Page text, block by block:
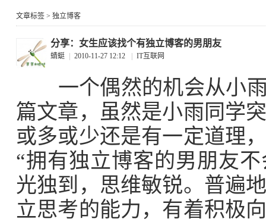
文章标签 > 独立博客
分享：女生应该找个有独立博客的男朋友
蜻蜓 2010-11-27 12:12 IT互联网
一个偶然的机会从小雨
篇文章，虽然是小雨同学
或多或少还是有一定道理
“拥有独立博客的男朋友
光独到，思维敏锐。普遍
立思考的能力，有着积极